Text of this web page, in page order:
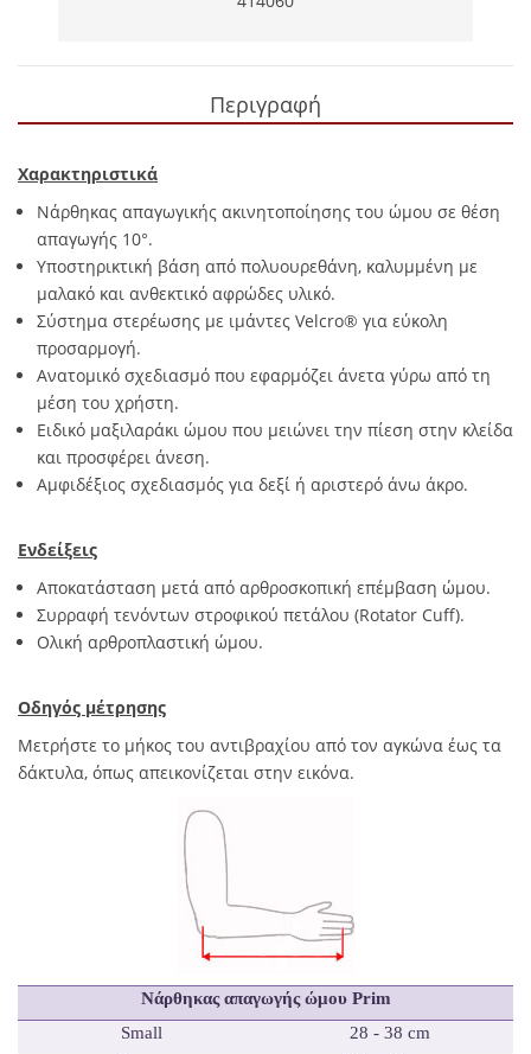
Περιγραφή
Χαρακτηριστικά
Νάρθηκας απαγωγικής ακινητοποίησης του ώμου σε θέση
απαγωγής 10°.
Υποστηρικτική βάση από πολυουρεθάνη, καλυμμένη με
μαλακό και ανθεκτικό αφρώδες υλικό.
Σύστημα στερέωσης με ιμάντες Velcro® για εύκολη
προσαρμογή.
Ανατομικό σχεδιασμό που εφαρμόζει άνετα γύρω από τη
μέση του χρήστη.
Ειδικό μαξιλαράκι ώμου που μειώνει την πίεση στην κλείδα
και προσφέρει άνεση.
Αμφιδέξιος σχεδιασμός για δεξί ή αριστερό άνω άκρο.
Ενδείξεις
Αποκατάσταση μετά από αρθροσκοπική επέμβαση ώμου.
Συρραφή τενόντων στροφικού πετάλου (Rotator Cuff).
Ολική αρθροπλαστική ώμου.
Οδηγός μέτρησης
Μετρήστε το μήκος του αντιβραχίου από τον αγκώνα έως τα
δάκτυλα, όπως απεικονίζεται στην εικόνα.
Νάρθηκας απαγωγής ώμου Prim
Small
28 - 38 cm